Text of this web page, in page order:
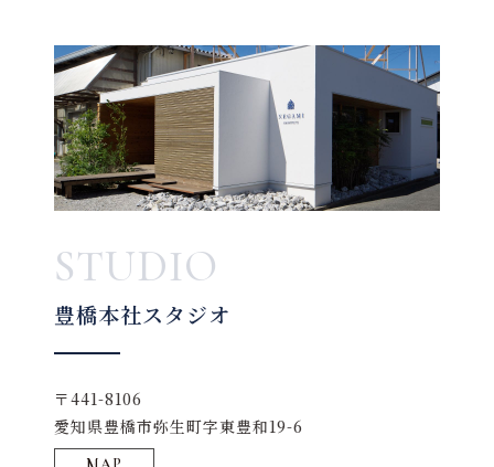
STUDIO
豊橋本社スタジオ
〒441-8106
愛知県豊橋市弥生町字東豊和19-6